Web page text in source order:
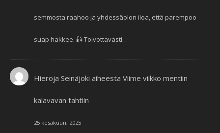
semmosta raahoo ja yhdessäolon iloa, että parempoo
suap hakkee. 🎣 Toivottavasti…
Hieroja Seinäjoki aiheesta Viime viikko mentiin
kalavavan tahtiin
25 kesäkuun, 2025